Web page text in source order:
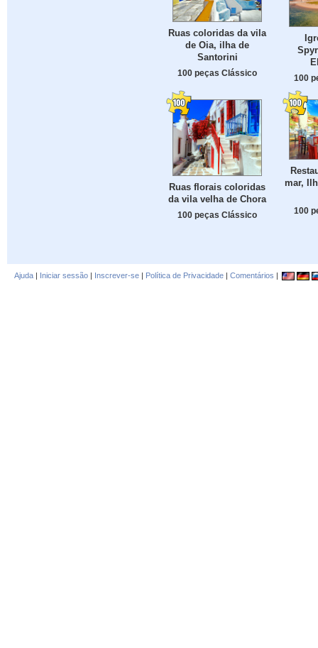
Ruas coloridas da vila
de Oia, ilha de
Santorini
100 peças Clássico
100
Ruas florais coloridas
da vila velha de Chora
100 peças Clássico
mar,
100
Ajuda | Iniciar sessão | Inscrever-se | Política de Privacidade | Comentários |